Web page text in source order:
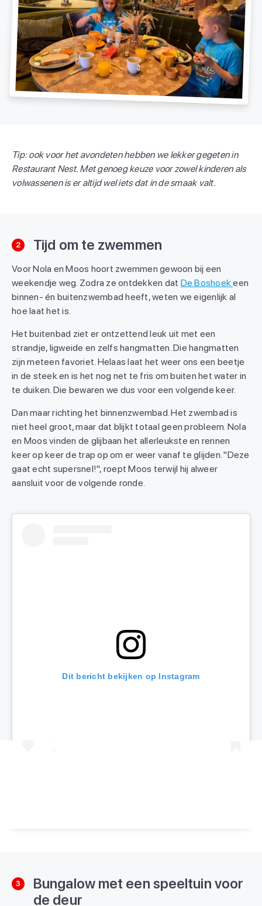
Tip: ook voor het avondeten hebben we lekker gegeten in
Restaurant Nest. Met genoeg keuze voor zowel kinderen als
volwassenen is er altijd wel iets dat in de smaak valt.
2 Tijd om te zwemmen
Voor Nola en Moos hoort zwemmen gewoon bij een
weekendje weg. Zodra ze ontdekken dat De Boshoekeen
binnen- én buitenzwembad heeft, weten we eigenlijk al
hoe laat het is.
Het buitenbad ziet er ontzettend leuk uit met een
strandje, ligweide en zelfs hangmatten. Die hangmatten
zijn meteen favoriet. Helaas laat het weer ons een beetje
in de steek en is het nog net te fris om buiten het water in
te duiken. Die bewaren we dus voor een volgende keer.
Dan maar richting het binnenzwembad. Het zwembad is
niet heel groot, maar dat blijkt totaal geen probleem. Nola
en Moos vinden de glijbaan het allerleukste en rennen
keer op keer de trap op om er weer vanaf te glijden. "Deze
gaat echt supersnel!", roept Moos terwijl hij alweer
aansluit voor de volgende ronde.
Dit bericht bekijken op Instagram
3
Bungalow met een speeltuin voor
de deur